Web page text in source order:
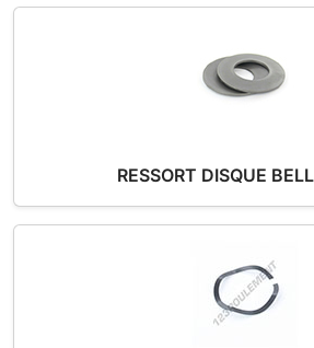
RESSORT DISQUE